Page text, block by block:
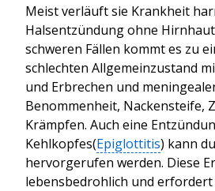
Meist verläuft sie Krankheit
Halsentzündung ohne
schweren Fällen kommt es zu
schlechten Allgemeinzustand
und Erbrechen und
Benommenheit, Nackensteife,
Krämpfen. Auch eine
Kehlkopfes(Epiglottitis) kann
hervorgerufen werden. Diese
lebensbedrohlich und erfordert